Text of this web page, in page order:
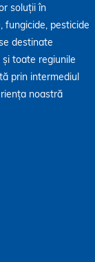
soluții în
fungicide, pesticide
destinate
toate regiunile
prin intermediul
noastră